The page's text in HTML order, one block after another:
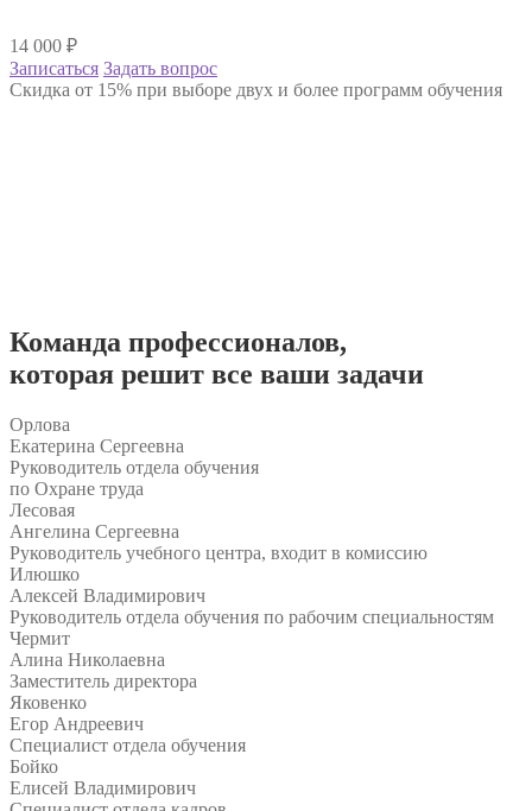
14 000 ₽
Записаться Задать вопрос
Скидка от 15% при выборе двух и более программ обучения
Команда профессионалов,
которая решит все ваши задачи
Орлова
Екатерина Сергеевна
Руководитель отдела обучения
по Охране труда
Лесовая
Ангелина Сергеевна
Руководитель учебного центра, входит в комиссию
Илюшко
Алексей Владимирович
Руководитель отдела обучения по рабочим специальностям
Чермит
Алина Николаевна
Заместитель директора
Яковенко
Егор Андреевич
Специалист отдела обучения
Бойко
Елисей Владимирович